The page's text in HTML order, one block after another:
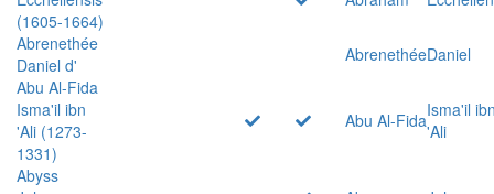
(1605-1664)
Abrenethée
Daniel d'
AbrenethéeDaniel
Abu Al-Fida
Isma'il ibn
'Ali (1273-
1331)
Abu Al-FidaIsma'il
'Ali
Abyss